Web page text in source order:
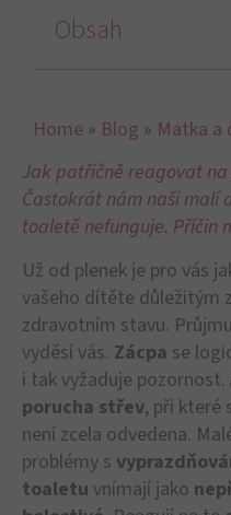
Home » Blog » Matka a
Jak patřičně reagovat
Častokrát nám naši malí
toaletě nefunguje. Příčin
Už od plenek je pro vás
vašeho dítěte důležitým
zdravotním stavu.
vyděsí vás. Zácpa se
i tak vyžaduje pozornost.
porucha střev, při které
není zcela odvedena.
problémy s
toaletu vnímají jako
Obsah